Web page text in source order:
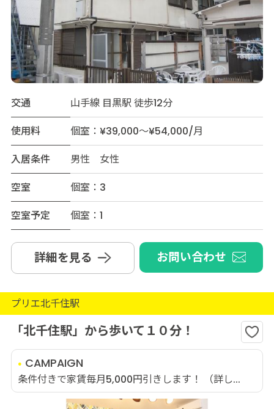
交通
山手線 目黒駅 徒歩12分
使用料
個室：¥39,000～¥54,000/月
入居条件
男性 女性
空室
個室：3
空室予定
個室：1
詳細を見る お問い合わせ
プリエ北千住駅
「北千住駅」から歩いて１０分！
CAMPAIGN
条件付きで家賃毎月5,000円引きします！ （詳し...